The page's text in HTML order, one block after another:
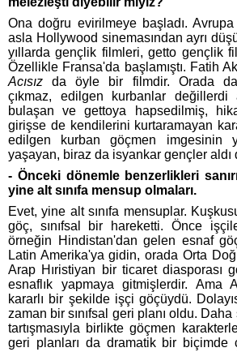
Ona doğru evirilmeye başladı. Avrupa
asla Hollywood sinemasından ayrı
yıllarda gençlik filmleri, getto gençlik
Özellikle Fransa'da başlamıştı. Fatih
Acısız da öyle bir filmdir. Orada
çıkmaz, edilgen kurbanlar
bulaşan ve gettoya hapsedilmiş,
girişse de kendilerini kurtaramayan
edilgen kurban göçmen imgesinin
yaşayan, biraz da isyankar gençler aldı
- Önceki dönemle benzerlikleri
yine alt sınıfa mensup olmaları.
Evet, yine alt sınıfa mensuplar.
göç, sınıfsal bir hareketti. Önce
örneğin Hindistan'dan gelen esnaf
Latin Amerika'ya gidin, orada Orta
Arap Hıristiyan bir ticaret diasporası
esnaflık yapmaya gitmişlerdir. Ama
kararlı bir şekilde işçi göçüydü.
zaman bir sınıfsal geri planı oldu.
tartışmasıyla birlikte göçmen
geri planları da dramatik bir biçimde